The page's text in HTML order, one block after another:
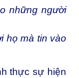
những người
họ mà tin vào
thực sự hiện